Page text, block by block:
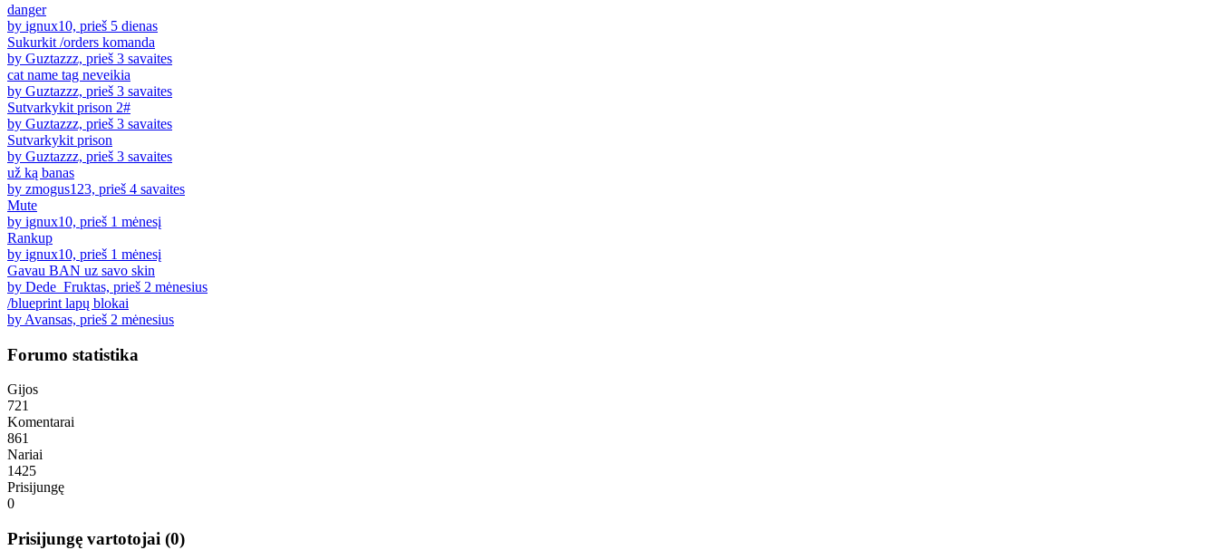
danger
by ignux10, prieš 5 dienas
Sukurkit /orders komanda
by Guztazzz, prieš 3 savaites
cat name tag neveikia
by Guztazzz, prieš 3 savaites
Sutvarkykit prison 2#
by Guztazzz, prieš 3 savaites
Sutvarkykit prison
by Guztazzz, prieš 3 savaites
už ką banas
by zmogus123, prieš 4 savaites
Mute
by ignux10, prieš 1 mėnesį
Rankup
by ignux10, prieš 1 mėnesį
Gavau BAN uz savo skin
by Dede_Fruktas, prieš 2 mėnesius
/blueprint lapų blokai
by Avansas, prieš 2 mėnesius
Forumo statistika
Gijos
721
Komentarai
861
Nariai
1425
Prisijungę
0
Prisijungę vartotojai (0)